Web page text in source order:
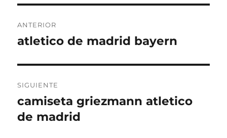
de
ANTERIOR
Entrada
atletico de madrid bayern
SIGUIENTE
Entrada
siguiente:
camiseta griezmann atletico
de madrid